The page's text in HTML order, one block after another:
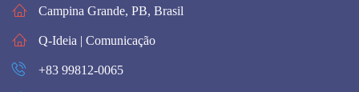
Campina Grande, PB, Brasil
Q-Ideia | Comunicação
+83 99812-0065